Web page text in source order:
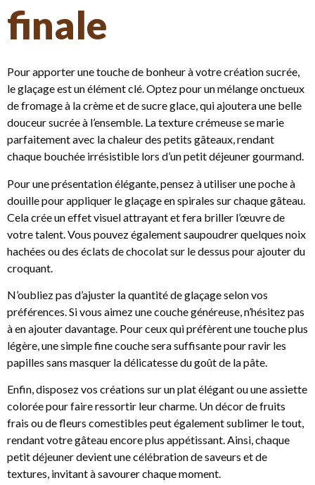
finale
Pour apporter une touche de bonheur à votre création sucrée,
le glaçage est un élément clé. Optez pour un mélange onctueux
de fromage à la crème et de sucre glace, qui ajoutera une belle
douceur sucrée à l’ensemble. La texture crémeuse se marie
parfaitement avec la chaleur des petits gâteaux, rendant
chaque bouchée irrésistible lors d’un petit déjeuner gourmand.
Pour une présentation élégante, pensez à utiliser une poche à
douille pour appliquer le glaçage en spirales sur chaque gâteau.
Cela crée un effet visuel attrayant et fera briller l’œuvre de
votre talent. Vous pouvez également saupoudrer quelques noix
hachées ou des éclats de chocolat sur le dessus pour ajouter du
croquant.
N’oubliez pas d’ajuster la quantité de glaçage selon vos
préférences. Si vous aimez une couche généreuse, n’hésitez pas
à en ajouter davantage. Pour ceux qui préfèrent une touche plus
légère, une simple fine couche sera suffisante pour ravir les
papilles sans masquer la délicatesse du goût de la pâte.
Enfin, disposez vos créations sur un plat élégant ou une assiette
colorée pour faire ressortir leur charme. Un décor de fruits
frais ou de fleurs comestibles peut également sublimer le tout,
rendant votre gâteau encore plus appétissant. Ainsi, chaque
petit déjeuner devient une célébration de saveurs et de
textures, invitant à savourer chaque moment.